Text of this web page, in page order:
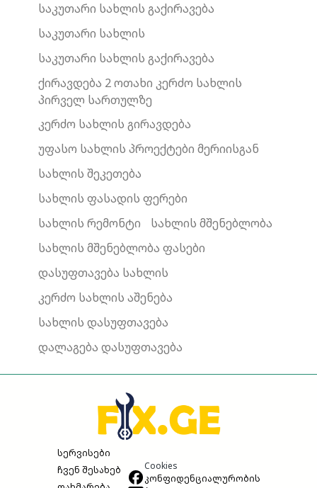
საკუთარი სახლის გაქირავება
საკუთარი სახლის
საკუთარი სახლის გაქირავება
ქირავდება 2 ოთახი კერძო სახლის
პირველ სართულზე
კერძო სახლის გირავდება
უფასო სახლის პროექტები მერიისგან
სახლის შეკეთება
სახლის ფასადის ფერები
სახლის რემონტი
სახლის მშენებლობა
სახლის მშენებლობა ფასები
დასუფთავება სახლის
კერძო სახლის აშენება
სახლის დასუფთავება
დალაგება დასუფთავება
სერვისები
ჩვენ შესახებ
Cookies
კონფიდენციალურობის